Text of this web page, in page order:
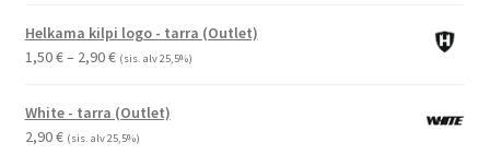
Helkama kilpi logo - tarra (Outlet)
1,50€– 2,90€Hintaluokka:
-
2,90 €
(sis. alv 25,5%)
White - tarra (Outlet)
2,90€ (sis. alv 25,5%)